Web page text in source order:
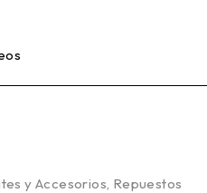
y Accesorios, Repuestos